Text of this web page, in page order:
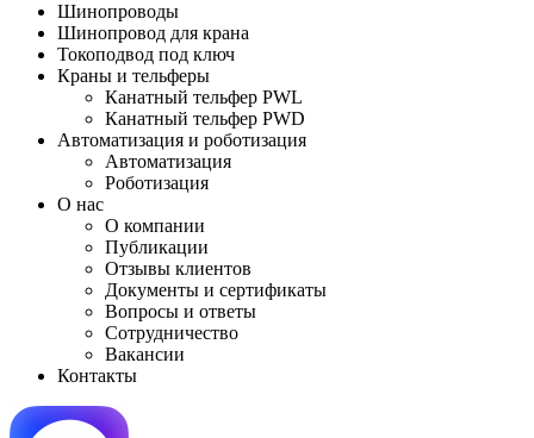
Шинопроводы
Шинопровод для крана
Токоподвод под ключ
Краны и тельферы
Канатный тельфер PWL
Канатный тельфер PWD
Автоматизация и роботизация
Автоматизация
Роботизация
О нас
О компании
Публикации
Отзывы клиентов
Документы и сертификаты
Вопросы и ответы
Сотрудничество
Вакансии
Контакты